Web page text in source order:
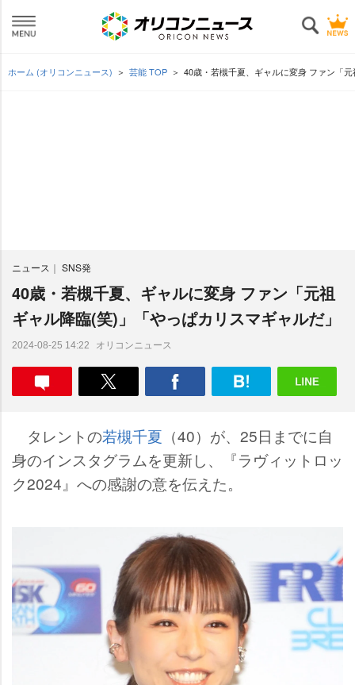
ホーム (オリコンニュース) 芸能 TOP 40歳・若槻千夏、ギャルに変身 ファン「
ニュース SNS発
40歳・若槻千夏、ギャルに変身 ファン「元祖
ギャル降臨(笑)」「やっぱカリスマギャルだ」
2024-08-25 14:22 オリコンニュース
タレントの若槻千夏 （40）が、25日までに自
身のインスタグラムを更新し、『ラヴィットロッ
ク2024』への感謝の意を伝えた。